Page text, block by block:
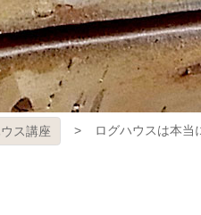
ス講座 ログハウスは本当